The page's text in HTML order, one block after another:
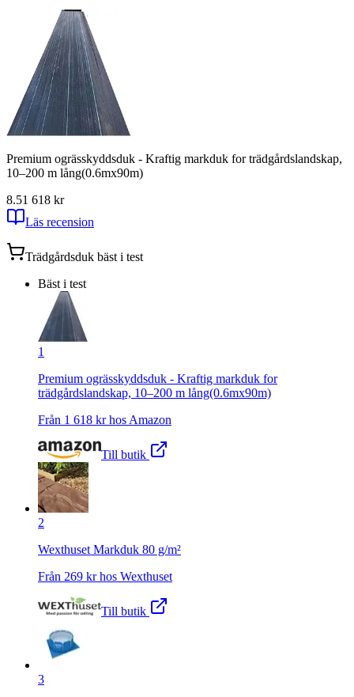
Premium ogrässkyddsduk - Kraftig markduk for trädgårdslandskap,
10–200 m lång(0.6mx90m)
8.51 618 kr
Läs recension
Trädgårdsduk bäst i test
Bäst i test
1
Premium ogrässkyddsduk - Kraftig markduk for
trädgårdslandskap, 10–200 m lång(0.6mx90m)
Från 1 618 kr hos Amazon
Till butik
2
Wexthuset Markduk 80 g/m²
Från 269 kr hos Wexthuset
Till butik
3